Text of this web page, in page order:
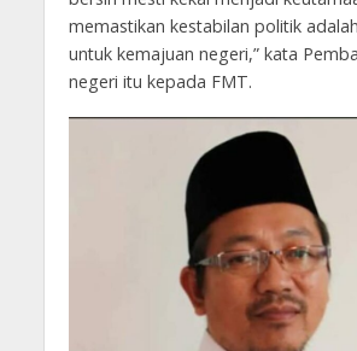
memastikan kestabilan politik
untuk kemajuan negeri,” kata
negeri itu kepada FMT.